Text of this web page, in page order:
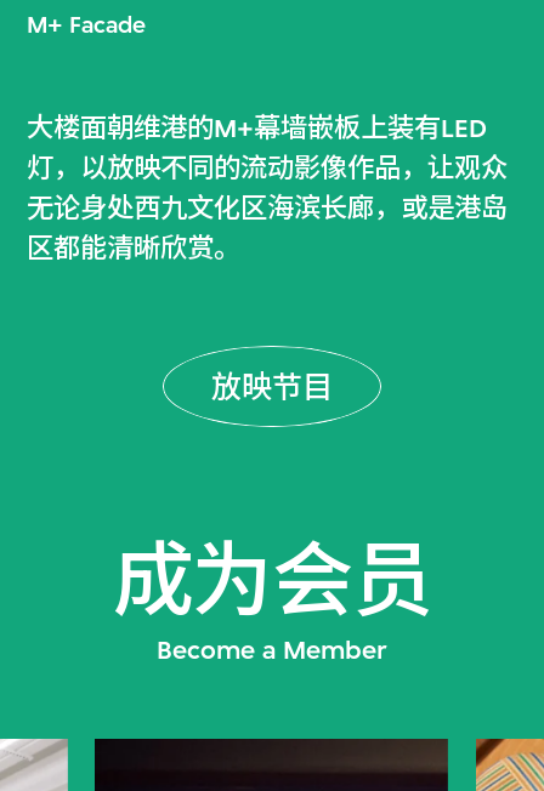
M+ Facade
大楼面朝维港的M+幕墙嵌板上装有LED
灯，以放映不同的流动影像作品，让观众
无论身处西九文化区海滨长廊，或是港岛
区都能清晰欣赏。
放映节目
成为会员
Become a Member